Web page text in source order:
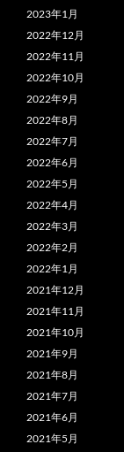
2023年1月
2022年12月
2022年11月
2022年10月
2022年9月
2022年8月
2022年7月
2022年6月
2022年5月
2022年4月
2022年3月
2022年2月
2022年1月
2021年12月
2021年11月
2021年10月
2021年9月
2021年8月
2021年7月
2021年6月
2021年5月